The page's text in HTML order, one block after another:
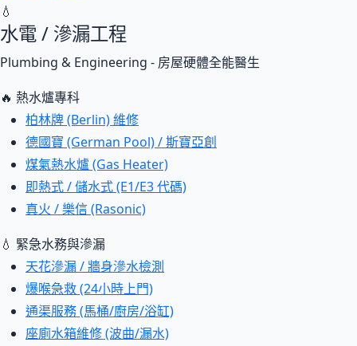
💧
水電 / 滲漏工程
Plumbing & Engineering - 房屋硬體全能醫生
🔥 熱水爐專科
柏林牌 (Berlin) 維修
德國寶 (German Pool) / 斯寶亞創
煤氣熱水爐 (Gas Heater)
即熱式 / 儲水式 (E1/E3 代碼)
真火 / 樂信 (Rasonic)
💧 緊急水務與滲漏
天花滲漏 / 牆身滲水檢測
爆喉急救 (24小時上門)
通渠服務 (馬桶/廚房/浴缸)
座廁水箱維修 (波曲/漏水)